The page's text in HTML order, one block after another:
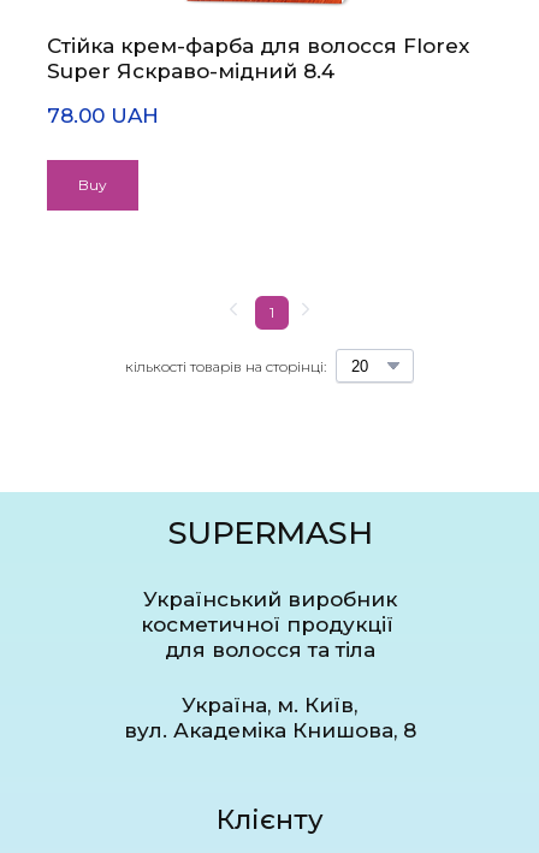
Стійка крем-фарба для волосся Florex
Super Яскраво-мідний 8.4
78.00 UAH
Buy
кількості товарів на сторінці:
1
SUPERMASH
Український виробник
косметичної продукції
для волосся та тіла
Україна, м. Київ,
вул. Академіка Книшова, 8
Клієнту